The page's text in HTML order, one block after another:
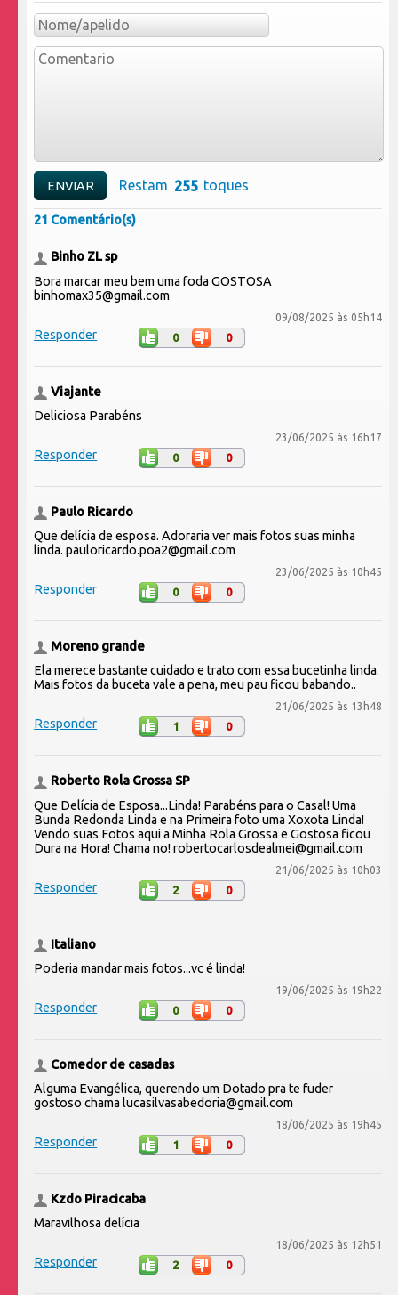
Restam toques
21 Comentário(s)
Binho ZL sp
Bora marcar meu bem uma foda GOSTOSA
binhomax35@gmail.com
09/08/2025 às 05h14
Responder 0 0
Viajante
Deliciosa Parabéns
23/06/2025 às 16h17
Responder 0 0
Paulo Ricardo
Que delícia de esposa. Adoraria ver mais fotos suas minha
linda. pauloricardo.poa2@gmail.com
23/06/2025 às 10h45
Responder 0 0
Moreno grande
Ela merece bastante cuidado e trato com essa bucetinha linda.
Mais fotos da buceta vale a pena, meu pau ficou babando..
21/06/2025 às 13h48
Responder 1 0
Roberto Rola Grossa SP
Que Delícia de Esposa...Linda! Parabéns para o Casal! Uma
Bunda Redonda Linda e na Primeira foto uma Xoxota Linda!
Vendo suas Fotos aqui a Minha Rola Grossa e Gostosa ficou
Dura na Hora! Chama no! robertocarlosdealmei@gmail.com
21/06/2025 às 10h03
Responder 2 0
Italiano
Poderia mandar mais fotos...vc é linda!
19/06/2025 às 19h22
Responder 0 0
Comedor de casadas
Alguma Evangélica, querendo um Dotado pra te fuder
gostoso chama lucasilvasabedoria@gmail.com
18/06/2025 às 19h45
Responder 1 0
Kzdo Piracicaba
Maravilhosa delícia
18/06/2025 às 12h51
Responder 2 0